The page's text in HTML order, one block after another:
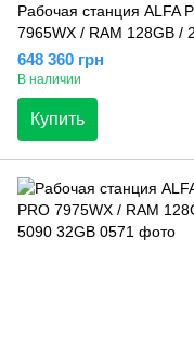
Рабочая станция ALFA
7965WX / RAM 128GB /
648 360 грн
В наличии
Купить